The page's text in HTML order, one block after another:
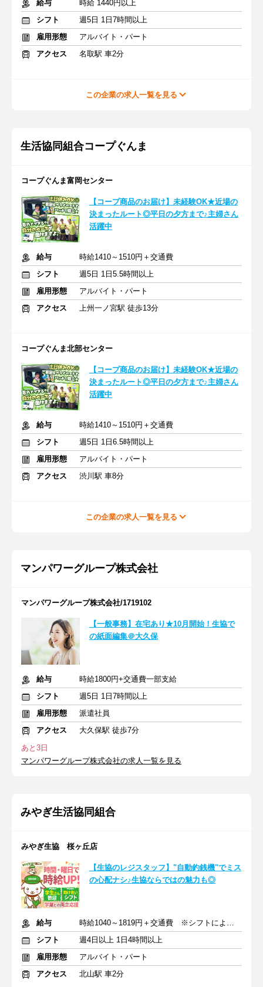
給与
時給 1440円以上
シフト
週5日 1日7時間以上
雇用形態
アルバイト・パート
アクセス
名取駅 車2分
この企業の求人一覧を見る
生活協同組合コープぐんま
コープぐんま富岡センター
【コープ商品のお届け】未経験OK★近場の
決まったルート◎平日の夕方まで♪主婦さん
活躍中
給与
時給1410～1510円＋交通費
シフト
週5日 1日5.5時間以上
雇用形態
アルバイト・パート
アクセス
上州一ノ宮駅 徒歩13分
コープぐんま北部センター
【コープ商品のお届け】未経験OK★近場の
決まったルート◎平日の夕方まで♪主婦さん
活躍中
給与
時給1410～1510円＋交通費
シフト
週5日 1日6.5時間以上
雇用形態
アルバイト・パート
アクセス
渋川駅 車8分
この企業の求人一覧を見る
マンパワーグループ株式会社
マンパワーグループ株式会社/1719102
【一般事務】在宅あり★10月開始！生協で
の紙面編集＠大久保
給与
時給1800円+交通費一部支給
シフト
週5日 1日7時間以上
雇用形態
派遣社員
アクセス
大久保駅 徒歩7分
あと3日
マンパワーグループ株式会社の求人一覧を見る
みやぎ生活協同組合
みやぎ生協 桜ヶ丘店
【生協のレジスタッフ】"自動釣銭機"でミス
の心配ナシ♪生協ならではの魅力も◎
給与
時給1040～1819円＋交通費 ※シフトにより時給変動あり
シフト
週4日以上 1日4時間以上
雇用形態
アルバイト・パート
アクセス
北山駅 車2分